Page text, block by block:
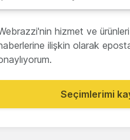
hizmet ve
ilişkin olarak
Seçimlerimi